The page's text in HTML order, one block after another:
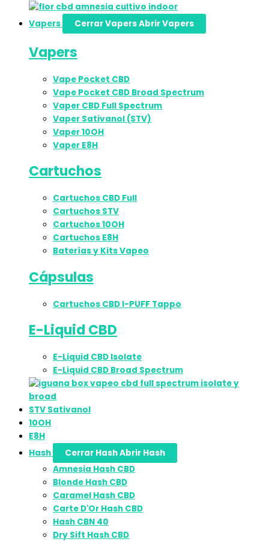
Vapers Cerrar VapersAbrir Vapers
Vapers
Vape Pocket CBD
Vape Pocket CBD Broad Spectrum
Vaper CBD Full Spectrum
Vaper Sativanol (STV)
Vaper 10OH
Vaper E8H
Cartuchos
Cartuchos CBD Full
Cartuchos STV
Cartuchos 10OH
Cartuchos E8H
Baterías y Kits Vapeo
Cápsulas
Cartuchos CBD I-PUFF Tappo
E-Liquid CBD
E-Liquid CBD Isolate
E-Liquid CBD Broad Spectrum
STV Sativanol
10OH
E8H
Hash
Cerrar HashAbrir Hash
Amnesia Hash CBD
Blonde Hash CBD
Caramel Hash CBD
Carte D'Or Hash CBD
Hash CBN 40
Dry Sift Hash CBD